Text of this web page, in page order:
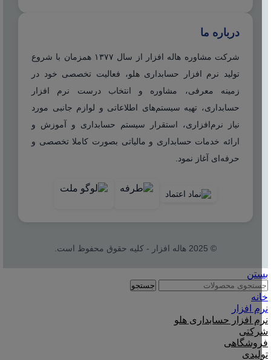
درباره ما
شرکت مشاوره هاله افزار از سال ۱۳۷۷ همزمان با شروع
تولید نرم افزار حسابداری هلو، فعالیت تخصصی خود در
زمینه معرفی، مشاوره و انتخاب درست نرم افزار
حسابداری، تهیه سیستم‌های اطلاعاتی و لوازم جانبی مورد
نیاز نرم‌افزاری، استقرار سیستم حسابداری و آموزش و
ارائه خدمات حسابداری و مالیاتی بصورت کاملا تخصصی و
حرفه‌ای آغاز نمود.
© 2025 هاله افزار - کلیه حقوق محفوظ است.
بستن
جستجو
خانه
نرم افزار
نرم افزار حسابداری هلو
شرکتی
فروشگاهی
تولیدی